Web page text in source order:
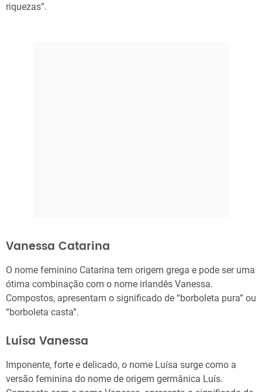
riquezas”.
Vanessa Catarina
O nome feminino Catarina tem origem grega e pode ser uma
ótima combinação com o nome irlandês Vanessa.
Compostos, apresentam o significado de “borboleta pura” ou
“borboleta casta”.
Luísa Vanessa
Imponente, forte e delicado, o nome Luísa surge como a
versão feminina do nome de origem germânica Luís.